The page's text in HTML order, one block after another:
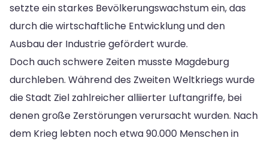
setzte ein starkes Bevölkerungswachstum ein, das
durch die wirtschaftliche Entwicklung und den
Ausbau der Industrie gefördert wurde.
Doch auch schwere Zeiten musste Magdeburg
durchleben. Während des Zweiten Weltkriegs wurde
die Stadt Ziel zahlreicher alliierter Luftangriffe, bei
denen große Zerstörungen verursacht wurden. Nach
dem Krieg lebten noch etwa 90.000 Menschen in